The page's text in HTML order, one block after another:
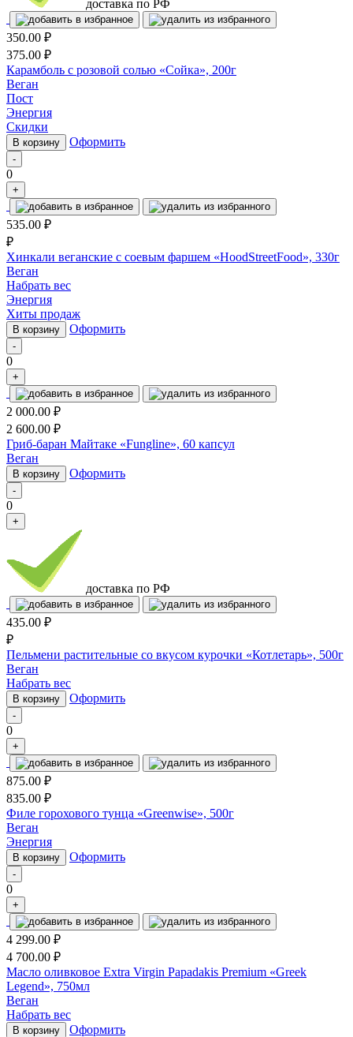
доставка по РФ
350.00 ₽
375.00 ₽
Карамболь с розовой солью «Сойка», 200г
Веган
Пост
Энергия
Скидки
В корзину Оформить
-
0
+
535.00 ₽
₽
Хинкали веганские с соевым фаршем «HoodStreetFood», 330г
Веган
Набрать вес
Энергия
Хиты продаж
В корзину Оформить
-
0
+
2 000.00 ₽
2 600.00 ₽
Гриб-баран Майтаке «Fungline», 60 капсул
Веган
В корзину Оформить
-
0
+
доставка по РФ
435.00 ₽
₽
Пельмени растительные со вкусом курочки «Котлетарь», 500г
Веган
Набрать вес
В корзину Оформить
-
0
+
875.00 ₽
835.00 ₽
Филе горохового тунца «Greenwise», 500г
Веган
Энергия
В корзину Оформить
-
0
+
4 299.00 ₽
4 700.00 ₽
Масло оливковое Extra Virgin Papadakis Premium «Greek
Legend», 750мл
Веган
Набрать вес
В корзину Оформить